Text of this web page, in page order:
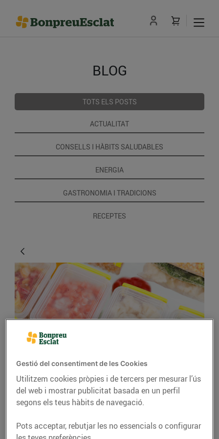
BLOG
TOTS ELS POSTS
ACTUALITAT
CONSELLS I HÀBITS SALUDABLES
ENERGIA
GASTRONOMIA I TRADICIONS
RECEPTES
CONSELLS I HÀBITS SALUDABLES
Al congelador, tot s'hi
val?
Gestió del consentiment de les Cookies
Utilitzem cookies pròpies i de tercers per mesurar l’ús
del web i mostrar publicitat basada en un perfil
segons els teus hàbits de navegació.
Pots acceptar, rebutjar les no essencials o configurar